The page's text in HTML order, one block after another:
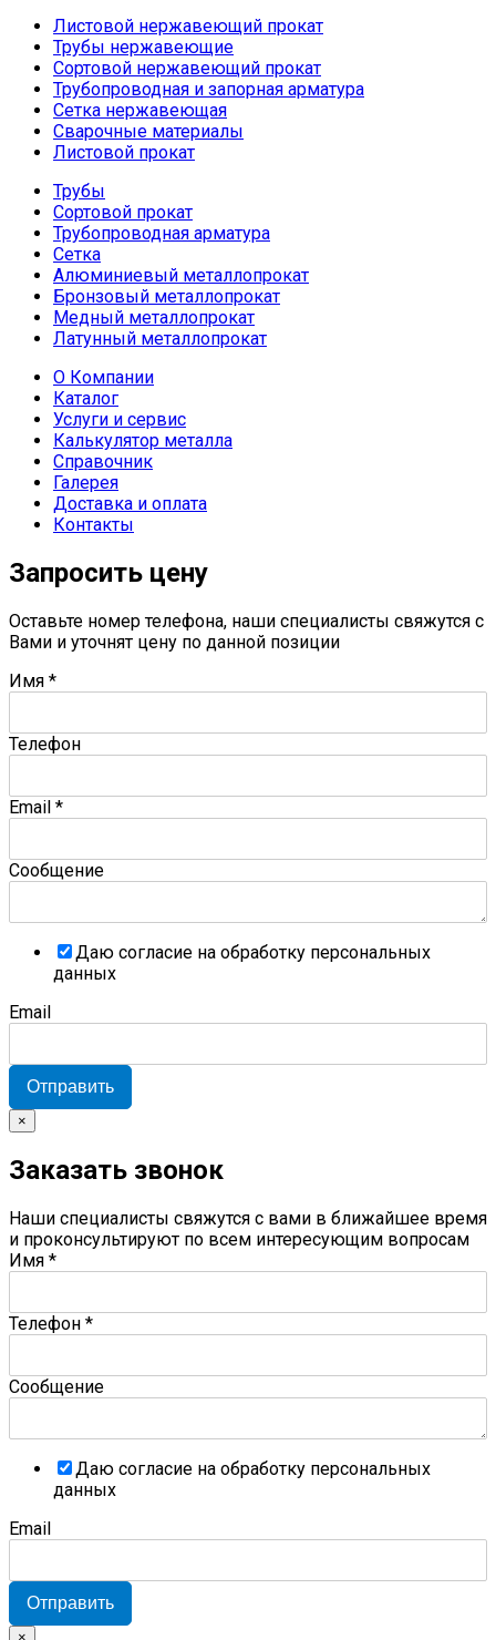
Листовой нержавеющий прокат
Трубы нержавеющие
Сортовой нержавеющий прокат
Трубопроводная и запорная арматура
Сетка нержавеющая
Сварочные материалы
Листовой прокат
Трубы
Сортовой прокат
Трубопроводная арматура
Сетка
Алюминиевый металлопрокат
Бронзовый металлопрокат
Медный металлопрокат
Латунный металлопрокат
О Компании
Каталог
Услуги и сервис
Калькулятор металла
Справочник
Галерея
Доставка и оплата
Контакты
Запросить цену
Оставьте номер телефона, наши специалисты свяжутся с
Вами и уточнят цену по данной позиции
Имя *
Телефон
Email *
Сообщение
Даю согласие на обработку персональных
данных
Email
Отправить
×
Заказать звонок
Наши специалисты свяжутся с вами в ближайшее время
и проконсультируют по всем интересующим вопросам
Имя *
Телефон *
Сообщение
Даю согласие на обработку персональных
данных
Email
Отправить